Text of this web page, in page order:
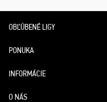
OBĽÚBENÉ LIGY
PONUKA
INFORMÁCIE
O NÁS